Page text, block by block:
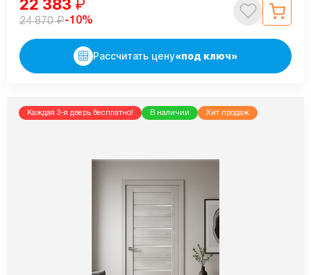
22 383 ₽
24 870₽-10%
Рассчитать цену«под ключ»
Каждая 3-я дверь бесплатно! В наличии Хит продаж